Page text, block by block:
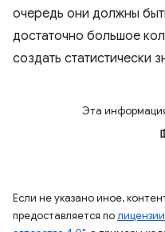
очередь они должны
достаточно большое
создать статистически
Эта
Если не указано иное,
предоставляется по